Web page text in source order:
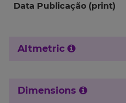
Data Publicação (print)
Altmetric
Dimensions